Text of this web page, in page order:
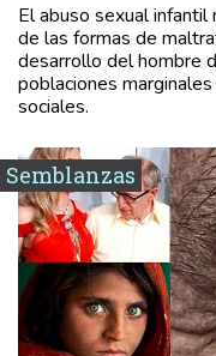
El abuso sexual infantil
de las formas de
desarrollo del hombre
poblaciones
sociales.
Semblanzas